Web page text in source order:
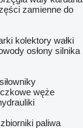
zamienne do
kolektory wałki
osłony silnika
siłowniky
węże
zbiorniki paliwa